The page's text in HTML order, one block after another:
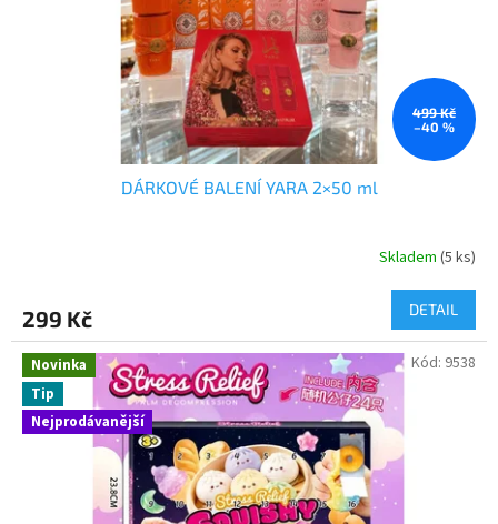
499 Kč
–40 %
DÁRKOVÉ BALENÍ YARA 2×50 ml
Skladem (5 ks)
299 Kč DETAIL
Novinka
Tip
Nejprodávanější
Kód: 9538